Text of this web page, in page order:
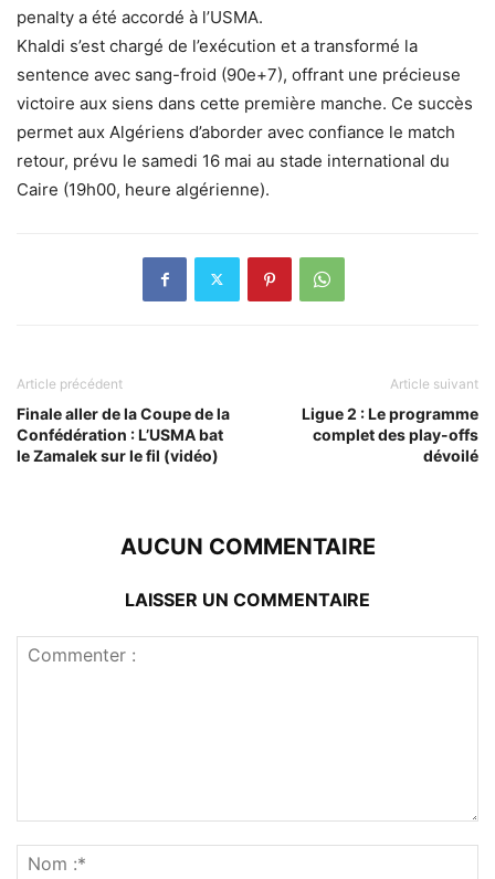
penalty a été accordé à l’USMA.
Khaldi s’est chargé de l’exécution et a transformé la
sentence avec sang-froid (90e+7), offrant une précieuse
victoire aux siens dans cette première manche. Ce succès
permet aux Algériens d’aborder avec confiance le match
retour, prévu le samedi 16 mai au stade international du
Caire (19h00, heure algérienne).
Article précédent
Finale aller de la Coupe de la
Confédération : L’USMA bat
le Zamalek sur le fil (vidéo)
Article suivant
Ligue 2 : Le programme
complet des play-offs
dévoilé
AUCUN COMMENTAIRE
LAISSER UN COMMENTAIRE